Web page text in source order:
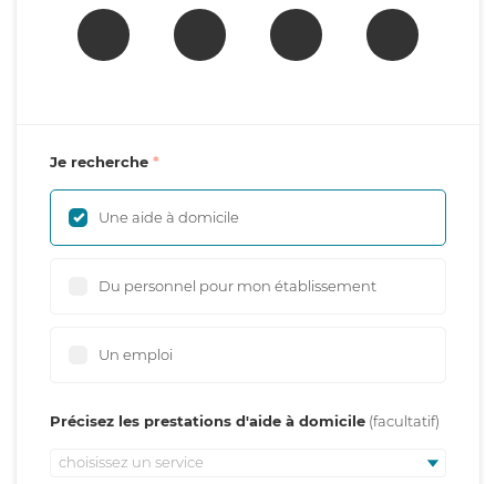
Je recherche
Une aide à domicile
Du personnel pour mon établissement
Un emploi
Précisez les prestations d'aide à domicile
choisissez un service